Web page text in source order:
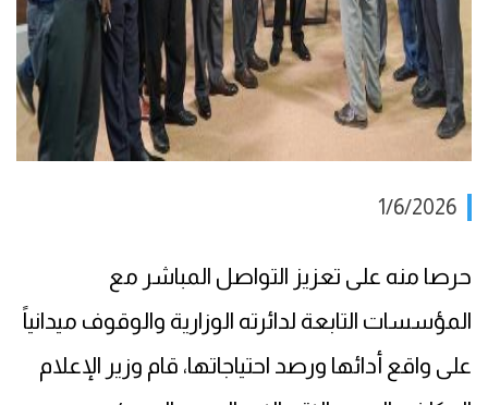
1/6/2026
حرصا منه على تعزيز التواصل المباشر مع
المؤسسات التابعة لدائرته الوزارية والوقوف ميدانياً
على واقع أدائها ورصد احتياجاتها، قام وزير الإعلام